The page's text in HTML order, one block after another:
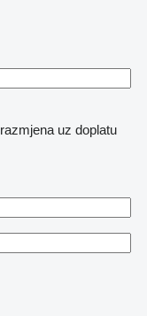
razmjena uz doplatu